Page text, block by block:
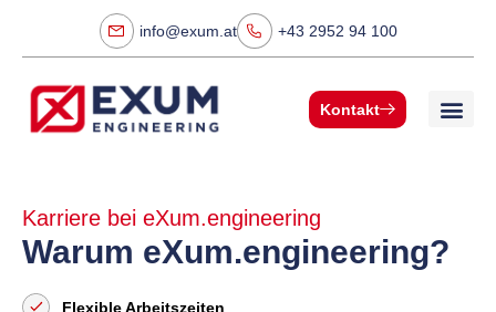
info@exum.at +43 2952 94 100
Kontakt
Karriere bei eXum.engineering
Warum eXum.engineering?
Flexible Arbeitszeiten